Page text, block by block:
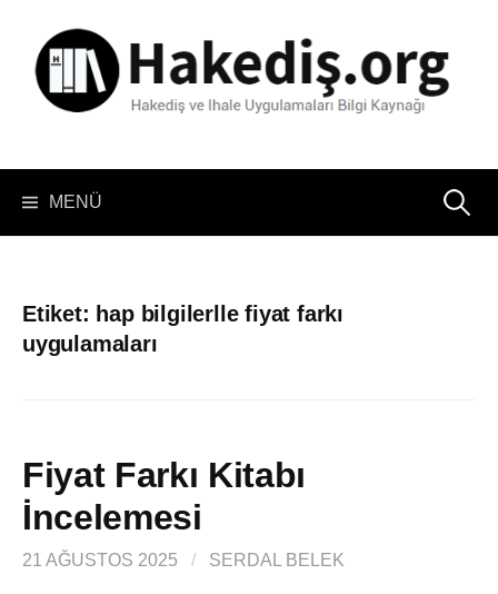
MENÜ Arama:
Etiket: hap bilgilerlle fiyat farkı
uygulamaları
Fiyat Farkı Kitabı
İncelemesi
21 AĞUSTOS 2025 / SERDAL BELEK